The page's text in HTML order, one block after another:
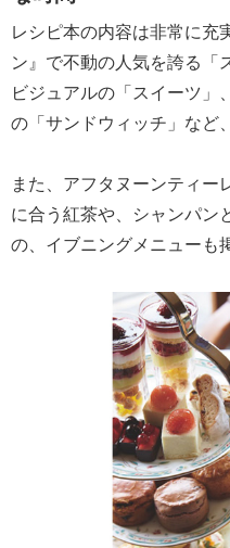
レシピ本の内容は非常に充
ン』で不動の人気を誇る「
ビジュアルの「スイーツ」
の「サンドウィッチ」など
また、アフタヌーンティー
に合う紅茶や、シャンパン
の、イブニングメニューも